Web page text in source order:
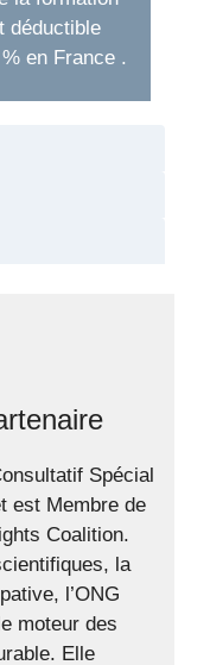
déductible
en France .
Spécial
est Membre de
Coalition.
la
l’ONG
moteur des
Elle